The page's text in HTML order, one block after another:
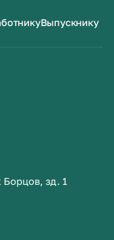
Выпускнику
Борцов, зд. 1